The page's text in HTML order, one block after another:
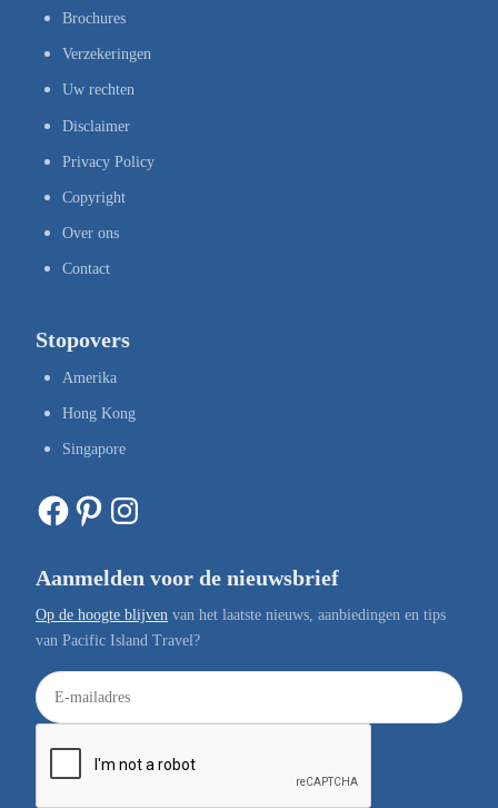
Brochures
Verzekeringen
Uw rechten
Disclaimer
Privacy Policy
Copyright
Over ons
Contact
Stopovers
Amerika
Hong Kong
Singapore
Facebook Pinterest Instagram
Aanmelden voor de nieuwsbrief
Op de hoogte blijven van het laatste nieuws, aanbiedingen en tips
van Pacific Island Travel?
E
-